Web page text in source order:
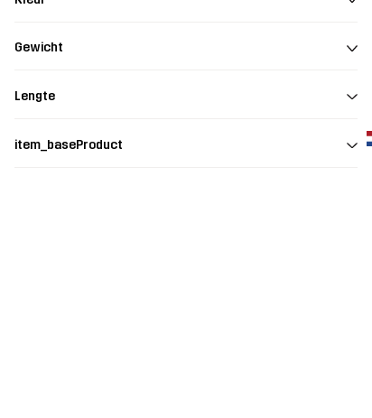
Gewicht
Lengte
item_baseProduct